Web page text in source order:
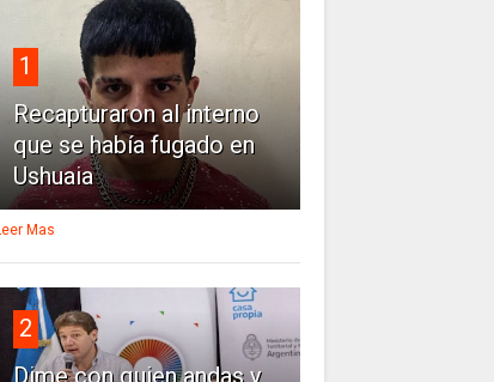
1
Recapturaron al interno
que se había fugado en
Ushuaia
Mas
2